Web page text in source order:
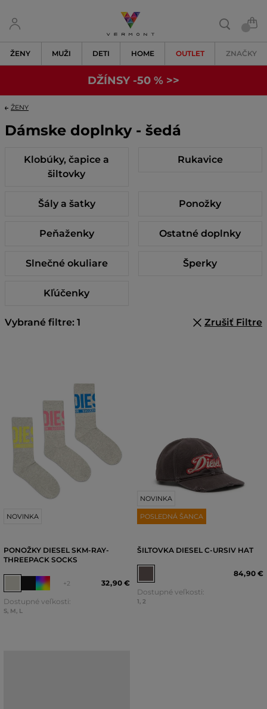
ŽENY MUŽI DETI HOME OUTLET ZNAČKY
DŽÍNSY -50 % >>
ŽENY
Dámske doplnky - šedá
Klobúky, čapice a
šiltovky
Rukavice
Šály a šatky Ponožky
Peňaženky Ostatné doplnky
Slnečné okuliare Šperky
Kľúčenky
Vybrané filtre: 1 Zrušiť Filtre
NOVINKA
PONOŽKY DIESEL SKM-RAY-
THREEPACK SOCKS
+2 32,90 €
Dostupné veľkosti:
S, M, L
NOVINKA
POSLEDNÁ ŠANCA
ŠILTOVKA DIESEL C-URSIV HAT
84,90 €
Dostupné veľkosti:
1, 2